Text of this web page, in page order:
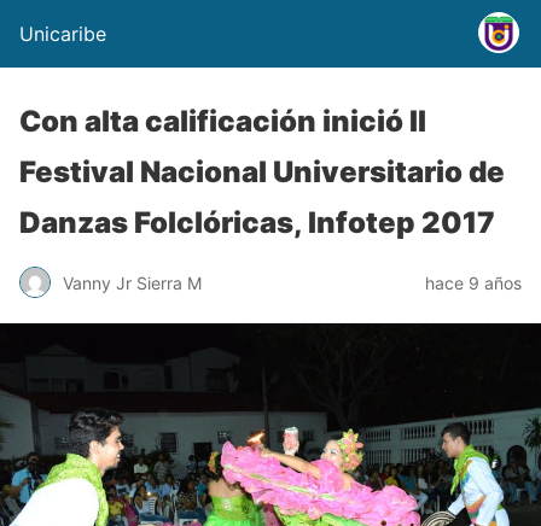
Unicaribe
Con alta calificación inició II
Festival Nacional Universitario de
Danzas Folclóricas, Infotep 2017
Vanny Jr Sierra M hace 9 años